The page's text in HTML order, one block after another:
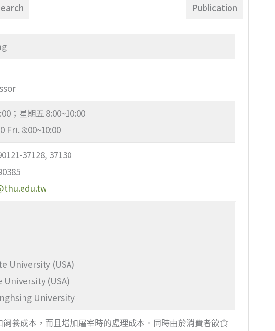
Publication
；星期五 8:00~10:00
Fri. 8:00~10:00
37128, 37130
University (USA)
University (USA)
University
養成本，而且增加屠宰時的處理成本。同時由於消費者飲食